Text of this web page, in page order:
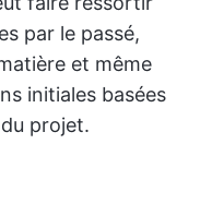
par le passé,
et même
initiales basées
projet.